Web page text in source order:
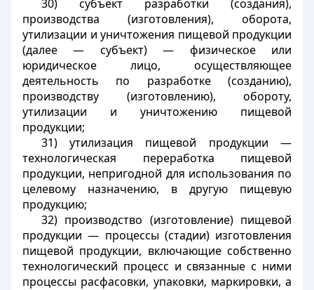
30) субъект разработки (создания),
производства (изготовления), оборота,
утилизации и уничтожения пищевой продукции
(далее — субъект) — физическое или
юридическое лицо, осуществляющее
деятельность по разработке (созданию),
производству (изготовлению), обороту,
утилизации и уничтожению пищевой
продукции;
31) утилизация пищевой продукции —
технологическая переработка пищевой
продукции, непригодной для использования по
целевому назначению, в другую пищевую
продукцию;
32) производство (изготовление) пищевой
продукции — процессы (стадии) изготовления
пищевой продукции, включающие собственно
технологический процесс и связанные с ними
процессы расфасовки, упаковки, маркировки, а